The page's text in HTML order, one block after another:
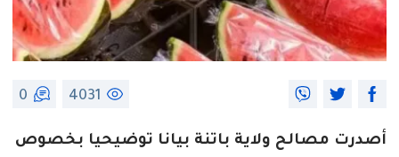
4031
0
أصدرت مصالح ولاية باتنة بيانا توضيحيا بخصوص